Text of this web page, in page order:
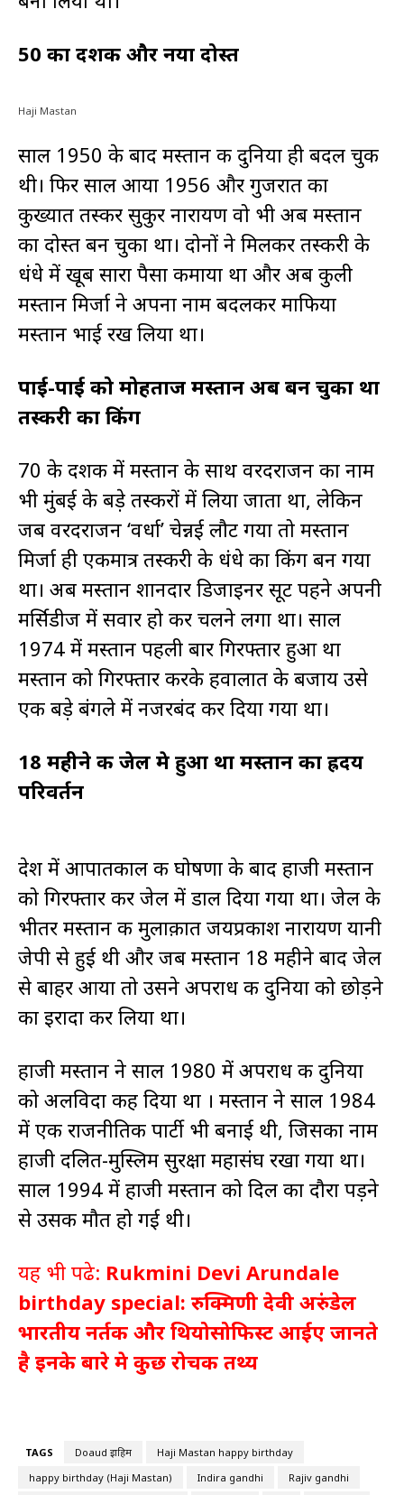
50 का दशक और नया दोस्त
Haji Mastan
साल 1950 के बाद मस्तान की दुनिया ही बदल चुकी
थी। फिर साल आया 1956 और गुजरात का
कुख्यात तस्कर सुकुर नारायण वो भी अब मस्तान
का दोस्त बन चुका था। दोनों ने मिलकर तस्करी के
धंधे में खूब सारा पैसा कमाया था और अब कुली
मस्तान मिर्जा ने अपना नाम बदलकर माफिया
मस्तान भाई रख लिया था।
पाई-पाई को मोहताज मस्तान अब बन चुका था
तस्करी का किंग
70 के दशक में मस्तान के साथ वरदराजन का नाम
भी मुंबई के बड़े तस्करों में लिया जाता था, लेकिन
जब वरदराजन ‘वर्धा’ चेन्नई लौट गया तो मस्तान
मिर्जा ही एकमात्र तस्करी के धंधे का किंग बन गया
था। अब मस्तान शानदार डिजाइनर सूट पहने अपनी
मर्सिडीज में सवार हो कर चलने लगा था। साल
1974 में मस्तान पहली बार गिरफ्तार हुआ था
मस्तान को गिरफ्तार करके हवालात के बजाय उसे
एक बड़े बंगले में नजरबंद कर दिया गया था।
18 महीने की जेल मे हुआ था मस्तान का ह्रदय
परिवर्तन
देश में आपातकाल की घोषणा के बाद हाजी मस्तान
को गिरफ्तार कर जेल में डाल दिया गया था। जेल के
भीतर मस्तान की मुलाक़ात जयप्रकाश नारायण यानी
जेपी से हुई थी और जब मस्तान 18 महीने बाद जेल
से बाहर आया तो उसने अपराध की दुनिया को छोड़ने
का इरादा कर लिया था।
हाजी मस्तान ने साल 1980 में अपराध की दुनिया
को अलविदा कह दिया था । मस्तान ने साल 1984
में एक राजनीतिक पार्टी भी बनाई थी, जिसका नाम
हाजी दलित-मुस्लिम सुरक्षा महासंघ रखा गया था।
साल 1994 में हाजी मस्तान को दिल का दौरा पड़ने
से उसकी मौत हो गई थी।
यह भी पढे: Rukmini Devi Arundale
birthday special: रुक्मिणी देवी अरुंडेल
भारतीय नर्तक और थियोसोफिस्ट आईए जानते
है इनके बारे मे कुछ रोचक तथ्य
TAGS Doaud इब्राहिम
Haji Mastan happy birthday
happy birthday (Haji Mastan)
Indira gandhi
Rajiv gandhi